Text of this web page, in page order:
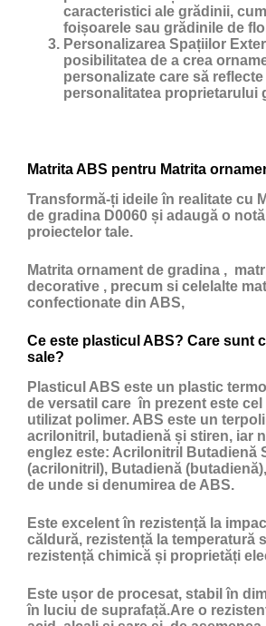
caracteristici ale grădinii,
foișoarele sau grădinile de
Personalizarea Spațiilor
posibilitatea de a crea
personalizate care să
personalitatea proprietarului
Matrita ABS pentru Matrita
Transformă-ți ideile în realitate cu
de gradina D0060 și adaugă o
proiectelor tale.
Matrita ornament de gradina ,
decorative , precum si celelalte
confectionate din ABS,
Ce este plasticul ABS? Care sunt
sale?
Plasticul ABS este un plastic
de versatil care în prezent este cel
utilizat polimer. ABS este un
acrilonitril, butadienă și stiren, iar
englez este: Acrilonitril Butadienă
(acrilonitril), Butadienă
de unde si denumirea de ABS.
Este excelent în rezistență la
căldură, rezistență la temperatură
rezistență chimică și proprietăți
Este ușor de procesat, stabil în
în luciu de suprafață.Are o